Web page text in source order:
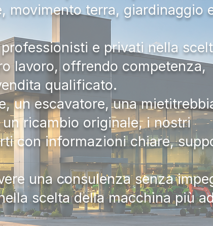
movimento terra, giardinaggio
e privati nella
lavoro, offrendo competenza,
qualificato.
un escavatore, una
ricambio originale, i nostri
con informazioni chiare,
una consulenza senza
scelta della macchina più